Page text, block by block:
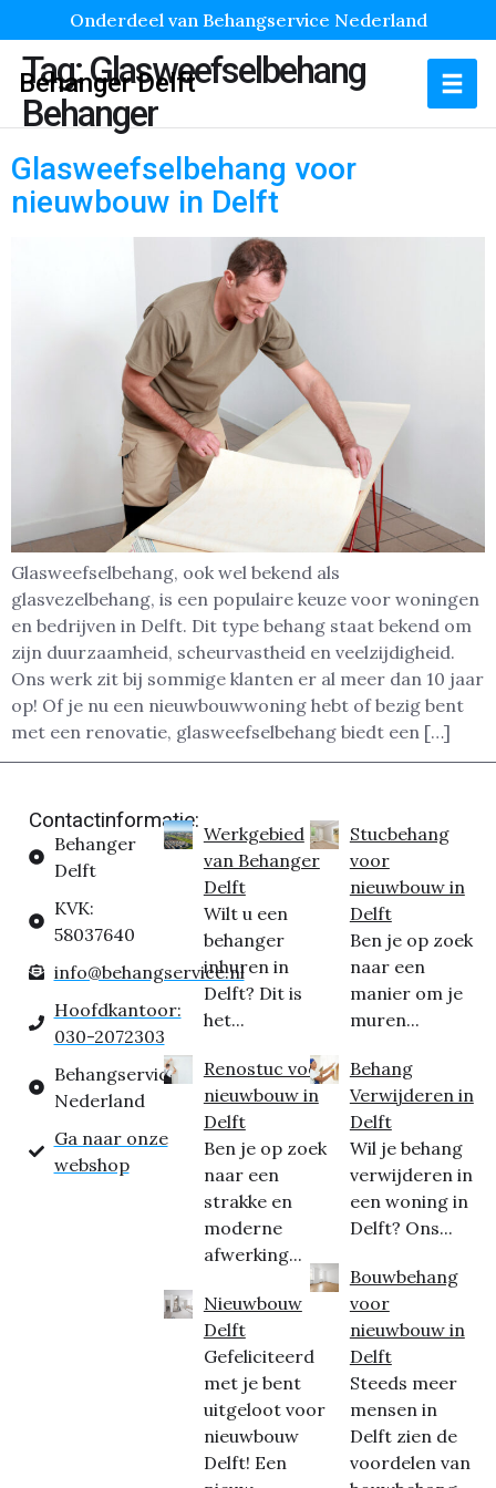
Onderdeel van Behangservice Nederland
Behanger Delft
Tag:Glasweefselbehang
Behanger
Glasweefselbehang voor
nieuwbouw in Delft
Glasweefselbehang, ook wel bekend als
glasvezelbehang, is een populaire keuze voor woningen
en bedrijven in Delft. Dit type behang staat bekend om
zijn duurzaamheid, scheurvastheid en veelzijdigheid.
Ons werk zit bij sommige klanten er al meer dan 10 jaar
op! Of je nu een nieuwbouwwoning hebt of bezig bent
met een renovatie, glasweefselbehang biedt een […]
Contactinformatie:
Behanger
Delft
KVK:
58037640
info@behangservice.nl
Hoofdkantoor:
030-2072303
Behangservice
Nederland
Ga naar onze
webshop
Werkgebied
van Behanger
Delft
Wilt u een
behanger
inhuren in
Delft? Dit is
het...
Renostuc voor
nieuwbouw in
Delft
Ben je op zoek
naar een
strakke en
moderne
afwerking...
Nieuwbouw
Delft
Gefeliciteerd
met je bent
uitgeloot voor
nieuwbouw
Delft! Een
Stucbehang
voor
nieuwbouw in
Delft
Ben je op zoek
naar een
manier om je
muren...
Behang
Verwijderen in
Delft
Wil je behang
verwijderen in
een woning in
Delft? Ons...
Bouwbehang
voor
nieuwbouw in
Delft
Steeds meer
mensen in
Delft zien de
voordelen van